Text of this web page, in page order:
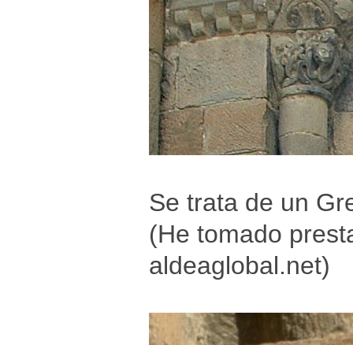
Se trata de un
(He tomado
aldeaglobal.net)